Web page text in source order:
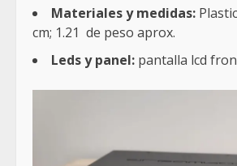
Materiales y medidas:
cm; 1.21 de peso aprox.
Leds y panel: pantalla lcd